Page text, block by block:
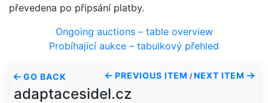
převedena po připsání platby.
Ongoing auctions – table overview
Probíhající aukce – tabulkový přehled
GO BACK PREVIOUS ITEM / NEXT ITEM
adaptacesidel.cz